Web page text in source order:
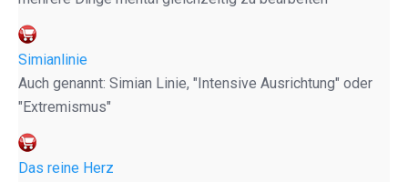
Simianlinie
Auch genannt: Simian Linie, "Intensive Ausrichtung" oder
"Extremismus"
Das reine Herz